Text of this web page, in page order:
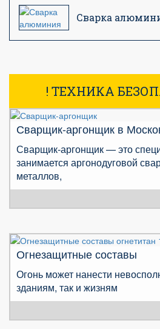
Сварка
! ТЕХНИКА
Сварщик-аргонщик в
Сварщик-аргонщик — это
занимается аргонодуговой
металлов,
Огнезащитные составы
Огонь может нанести
зданиям, так и жизням